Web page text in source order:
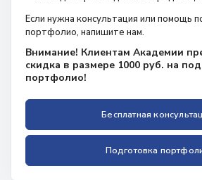
Если нужна консультация или помощь
портфолио, напишите нам.
Внимание! Клиентам Академии
скидка в размере 1000 руб. на
портфолио!
Бесплатная
Подготовка